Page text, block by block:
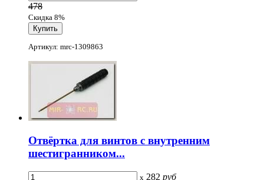
478
Скидка 8%
Артикул: mrc-1309863
Отвёртка для винтов с внутренним
шестигранником...
x 282 руб